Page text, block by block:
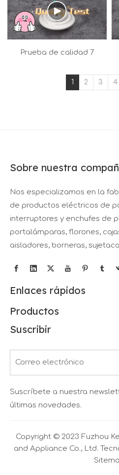
Prueba de calidad 7
1 2 3 4
Sobre nuestra
Nos especializamos en la
de productos eléctricos de
interruptores y enchufes de
portalámparas, florones,
aisladores, borneras,
Enlaces rápidos
Productos
Suscribir
Suscríbete a nuestra
últimas novedades.
Copyright © 2023 Fuzhou
and Appliance Co., Ltd.